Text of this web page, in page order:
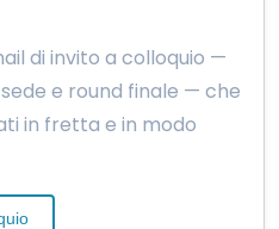
di invito a colloquio —
e round finale — che
in fretta e in modo